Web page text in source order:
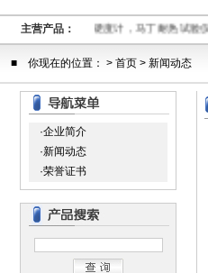
主营产品：
仪，塑料球压痕硬度计，马丁耐热试验
■ 你现在的位置： > 首页 > 新闻动态
·企业简介
·新闻动态
·荣誉证书